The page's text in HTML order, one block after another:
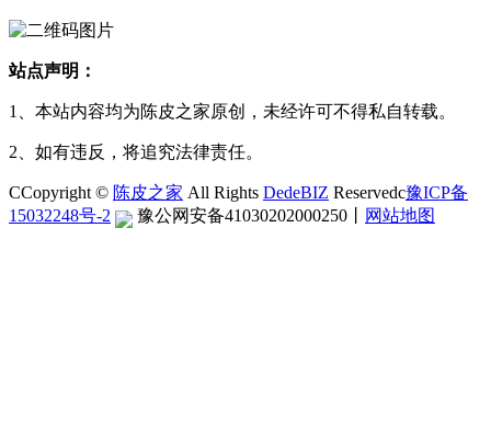
站点声明：
1、本站内容均为陈皮之家原创，未经许可不得私自转载。
2、如有违反，将追究法律责任。
CCopyright © 陈皮之家 All Rights DedeBIZ Reservedc豫ICP备
15032248号-2
豫公网安备41030202000250 网站地图